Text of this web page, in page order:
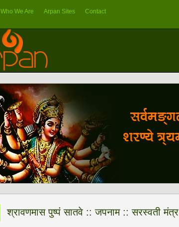
Who We Are Arpan Sites Contact
श्रावणमास पुष्पं सातवे :: जपनाम :: सरस्वती मंत्र